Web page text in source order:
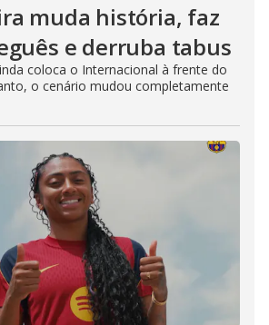
muda história, faz
e derruba tabus
coloca o Internacional à frente do
o cenário mudou completamente